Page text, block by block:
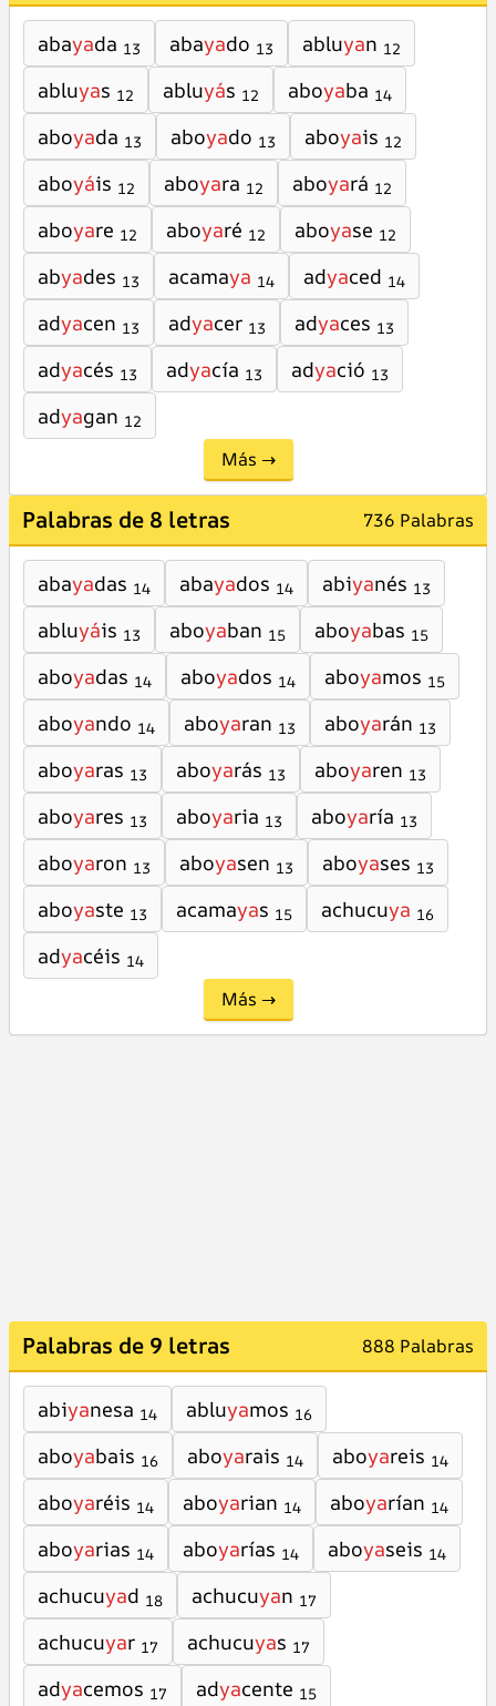
abayada 13 abayado 13 abluyan 12
abluyas 12 abluyás 12 aboyaba 14
aboyada 13 aboyado 13 aboyais 12
aboyáis 12 aboyara 12 aboyará 12
aboyare 12 aboyaré 12 aboyase 12
abyades 13 acamaya 14 adyaced 14
adyacen 13 adyacer 13 adyaces 13
adyacés 13 adyacía 13 adyació 13
adyagan 12
Más →
Palabras de 8 letras 736 Palabras
abayadas 14 abayados 14 abiyanés 13
abluyáis 13 aboyaban 15 aboyabas 15
aboyadas 14 aboyados 14 aboyamos 15
aboyando 14 aboyaran 13 aboyarán 13
aboyaras 13 aboyarás 13 aboyaren 13
aboyares 13 aboyaria 13 aboyaría 13
aboyaron 13 aboyasen 13 aboyases 13
aboyaste 13 acamayas 15 achucuya 16
adyacéis 14
Más →
Palabras de 9 letras 888 Palabras
abiyanesa 14 abluyamos 16
aboyabais 16 aboyarais 14 aboyareis 14
aboyaréis 14 aboyarian 14 aboyarían 14
aboyarias 14 aboyarías 14 aboyaseis 14
achucuyad 18 achucuyan 17
achucuyar 17 achucuyas 17
adyacemos 17 adyacente 15